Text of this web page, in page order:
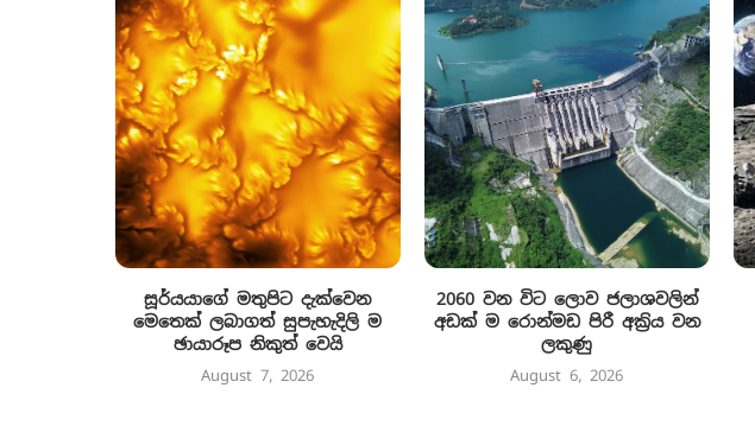
සූර්යයාගේ මතුපිට දැක්වෙන
මෙතෙක් ලබාගත් සුපැහැදිලි ම
ඡායාරූප නිකුත් වෙයි
August 7, 2026
2060 වන විට ලොව ජලාශවලින්
අඩක් ම රොන්මඩ පිරී අක්‍රිය වන
ලකුණු
August 6, 2026